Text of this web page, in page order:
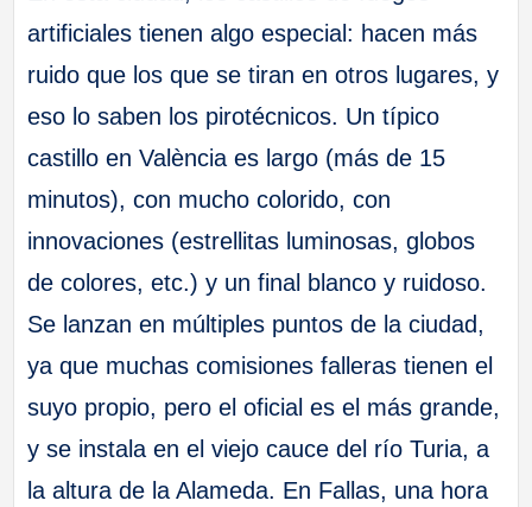
artificiales tienen algo especial: hacen más
ruido que los que se tiran en otros lugares, y
eso lo saben los pirotécnicos. Un típico
castillo en València es largo (más de 15
minutos), con mucho colorido, con
innovaciones (estrellitas luminosas, globos
de colores, etc.) y un final blanco y ruidoso.
Se lanzan en múltiples puntos de la ciudad,
ya que muchas comisiones falleras tienen el
suyo propio, pero el oficial es el más grande,
y se instala en el viejo cauce del río Turia, a
la altura de la Alameda. En Fallas, una hora